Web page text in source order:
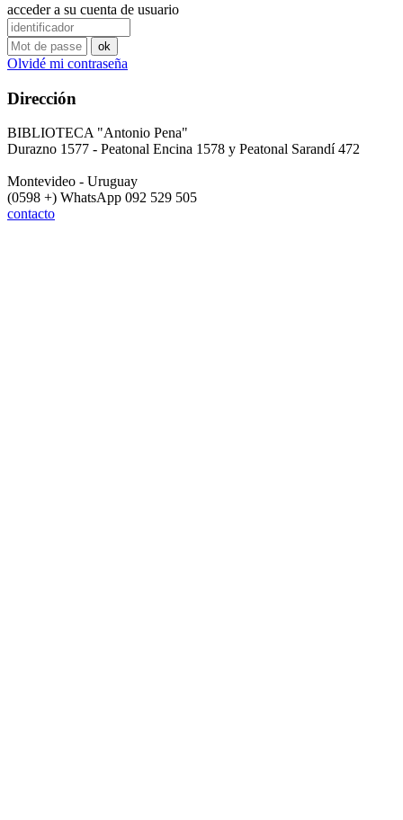
acceder a su cuenta de usuario
Olvidé mi contraseña
Dirección
BIBLIOTECA "Antonio Pena"
Durazno 1577 - Peatonal Encina 1578 y Peatonal Sarandí 472
Montevideo - Uruguay
(0598 +) WhatsApp 092 529 505
contacto